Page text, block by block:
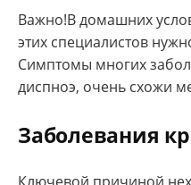
Важно!В домашних
этих специалистов
Симптомы многих
диспноэ, очень схожи
Заболевания